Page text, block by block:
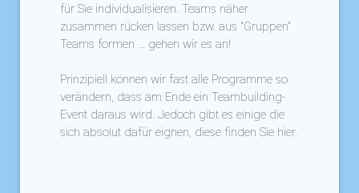
für Sie individualisieren. Teams näher
zusammen rücken lassen bzw. aus "Gruppen"
Teams formen ... gehen wir es an!
Prinzipiell können wir fast alle Programme so
verändern, dass am Ende ein Teambuilding-
Event daraus wird. Jedoch gibt es einige die
sich absolut dafür eignen, diese finden Sie hier.